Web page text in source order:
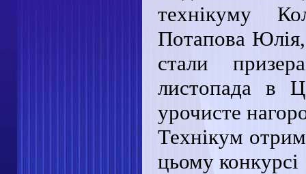
технікуму
Потапова
стали
листопада в
урочисте
Технікум
цьому конкурсі